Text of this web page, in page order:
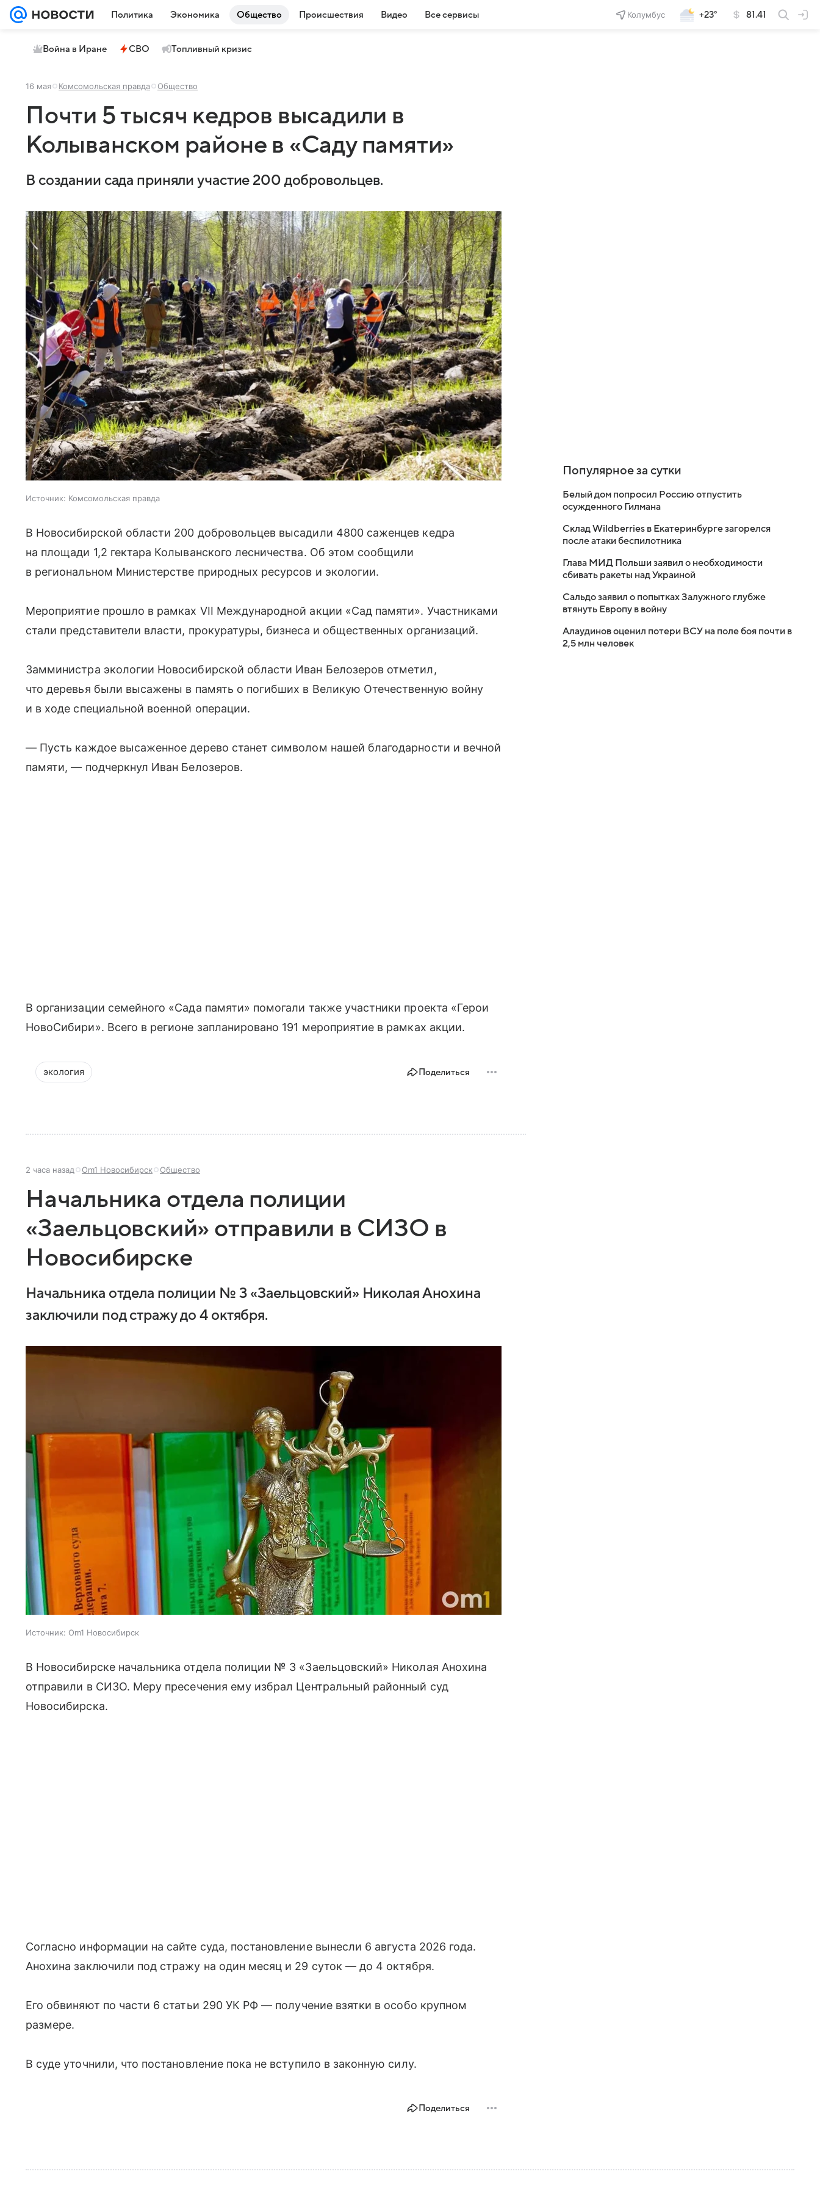
Политика Экономика Общество Происшествия Видео Все сервисы Колумбус +23° 81.41
Война в Иране СВО Топливный кризис
16 мая Комсомольская правда Общество
Почти 5 тысяч кедров высадили в
Колыванском районе в «Саду памяти»
В создании сада приняли участие 200 добровольцев.
Источник: Комсомольская правда
В Новосибирской области 200 добровольцев высадили 4800 саженцев кедра
на площади 1,2 гектара Колыванского лесничества. Об этом сообщили
в региональном Министерстве природных ресурсов и экологии.
Мероприятие прошло в рамках VII Международной акции «Сад памяти». Участниками
стали представители власти, прокуратуры, бизнеса и общественных организаций.
Замминистра экологии Новосибирской области Иван Белозеров отметил,
что деревья были высажены в память о погибших в Великую Отечественную войну
и в ходе специальной военной операции.
— Пусть каждое высаженное дерево станет символом нашей благодарности и вечной
памяти, — подчеркнул Иван Белозеров.
В организации семейного «Сада памяти» помогали также участники проекта «Герои
НовоСибири». Всего в регионе запланировано 191 мероприятие в рамках акции.
экология Поделиться
2 часа назад Om1 Новосибирск Общество
Начальника отдела полиции
«Заельцовский» отправили в СИЗО в
Новосибирске
Начальника отдела полиции № 3 «Заельцовский» Николая Анохина
заключили под стражу до 4 октября.
Источник: Om1 Новосибирск
В Новосибирске начальника отдела полиции № 3 «Заельцовский» Николая Анохина
отправили в СИЗО. Меру пресечения ему избрал Центральный районный суд
Новосибирска.
Согласно информации на сайте суда, постановление вынесли 6 августа 2026 года.
Анохина заключили под стражу на один месяц и 29 суток — до 4 октября.
Его обвиняют по части 6 статьи 290 УК РФ — получение взятки в особо крупном
размере.
В суде уточнили, что постановление пока не вступило в законную силу.
Поделиться
Популярное за сутки
Белый дом попросил Россию отпустить
осужденного Гилмана
Склад Wildberries в Екатеринбурге загорелся
после атаки беспилотника
Глава МИД Польши заявил о необходимости
сбивать ракеты над Украиной
Сальдо заявил о попытках Залужного глубже
втянуть Европу в войну
Алаудинов оценил потери ВСУ на поле боя почти в
2,5 млн человек